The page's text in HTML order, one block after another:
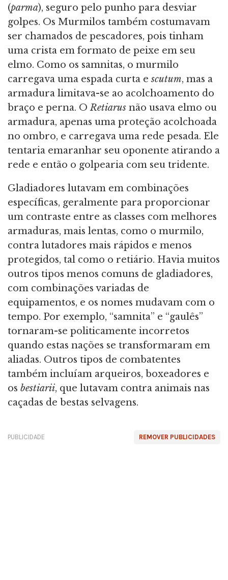
(parma), seguro pelo punho para desviar
golpes. Os Murmilos também costumavam
ser chamados de pescadores, pois tinham
uma crista em formato de peixe em seu
elmo. Como os samnitas, o murmilo
carregava uma espada curta escutum, mas a
armadura limitava-se ao acolchoamento do
braço e perna. ORetiarus não usava elmo ou
armadura, apenas uma proteção acolchoada
no ombro, e carregava uma rede pesada. Ele
tentaria emaranhar seu oponente atirando a
rede e então o golpearia com seu tridente.
Gladiadores lutavam em combinações
específicas, geralmente para proporcionar
um contraste entre as classes com melhores
armaduras, mais lentas, como o murmilo,
contra lutadores mais rápidos e menos
protegidos, tal como o retiário. Havia muitos
outros tipos menos comuns de gladiadores,
com combinações variadas de
equipamentos, e os nomes mudavam com o
tempo. Por exemplo, “samnita” e “gaulês”
tornaram-se politicamente incorretos
quando estas nações se transformaram em
aliadas. Outros tipos de combatentes
também incluíam arqueiros, boxeadores e
os bestiarii, que lutavam contra animais nas
caçadas de bestas selvagens.
REMOVER PUBLICIDADES
PUBLICIDADE